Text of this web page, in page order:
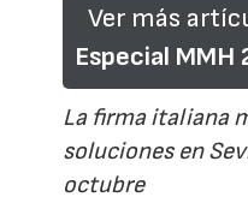
Ver más
Especial MMH
La firma italiana
soluciones en
octubre